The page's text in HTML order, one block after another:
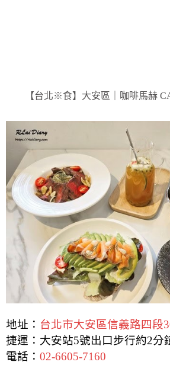
【台北※食】大安區｜咖啡馬赫
地址： 台北市大安區信義路四段
捷運：大安站5號出口步行約2分
電話： 02-6605-7160